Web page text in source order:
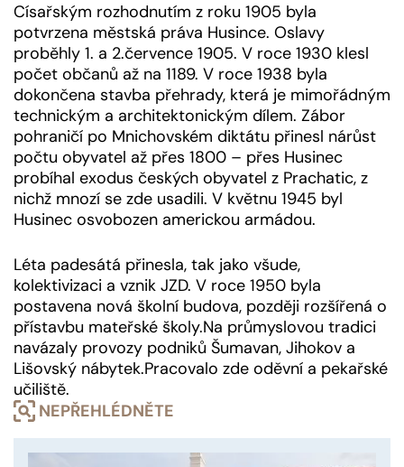
Císařským rozhodnutím z roku 1905 byla
potvrzena městská práva Husince. Oslavy
proběhly 1. a 2.července 1905. V roce 1930 klesl
počet občanů až na 1189. V roce 1938 byla
dokončena stavba přehrady, která je mimořádným
technickým a architektonickým dílem. Zábor
pohraničí po Mnichovském diktátu přinesl nárůst
počtu obyvatel až přes 1800 – přes Husinec
probíhal exodus českých obyvatel z Prachatic, z
nichž mnozí se zde usadili. V květnu 1945 byl
Husinec osvobozen americkou armádou.
Léta padesátá přinesla, tak jako všude,
kolektivizaci a vznik JZD. V roce 1950 byla
postavena nová školní budova, později rozšířená o
přístavbu mateřské školy.Na průmyslovou tradici
navázaly provozy podniků Šumavan, Jihokov a
Lišovský nábytek.Pracovalo zde oděvní a pekařské
učiliště.
NEPŘEHLÉDNĚTE